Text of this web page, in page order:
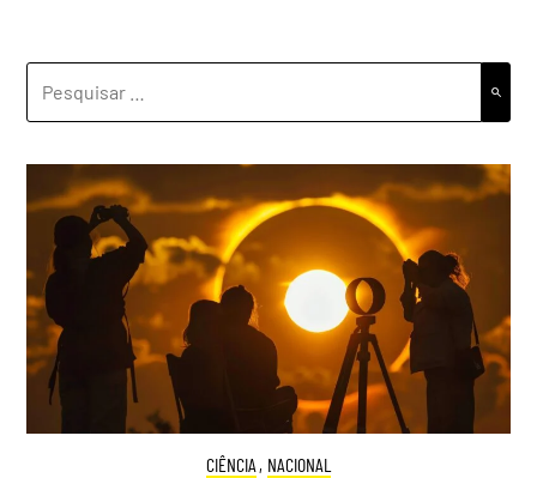
POR:
CIÊNCIA , NACIONAL